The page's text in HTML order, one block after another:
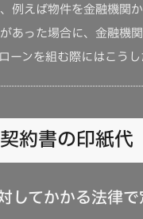
例えば物件を金融機関
あった場合に、金融機
ーンを組む際にはこう
約書の印紙代
してかかる法律